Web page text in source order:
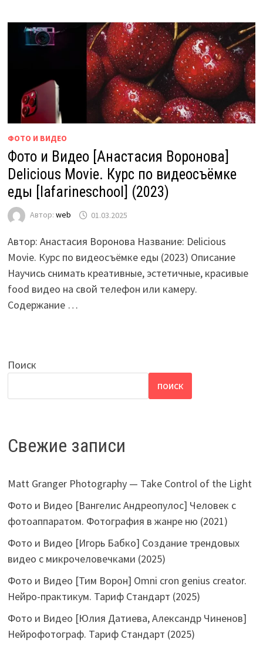
ФОТО И ВИДЕО
Фото и Видео [Анастасия Воронова]
Delicious Movie. Курс по видеосъёмке
еды [lafarineschool] (2023)
Автор: web 01.03.2025
Автор: Анастасия Воронова Название: Delicious
Movie. Курс по видеосъёмке еды (2023) Описание
Научись снимать креативные, эстетичные, красивые
food видео на свой телефон или камеру.
Содержание …
Поиск
ПОИСК
Свежие записи
Matt Granger Photography — Take Control of the Light
Фото и Видео [Вангелис Андреопулос] Человек с
фотоаппаратом. Фотография в жанре ню (2021)
Фото и Видео [Игорь Бабко] Создание трендовых
видео с микрочеловечками (2025)
Фото и Видео [Тим Ворон] Omni cron genius creator.
Нейро-практикум. Тариф Стандарт (2025)
Фото и Видео [Юлия Датиева, Александр Чиненов]
Нейрофотограф. Тариф Стандарт (2025)